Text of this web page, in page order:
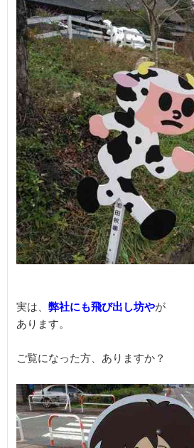
実は、 弊社にも飛び出し坊やが
あります。
ご覧になった方、ありますか？